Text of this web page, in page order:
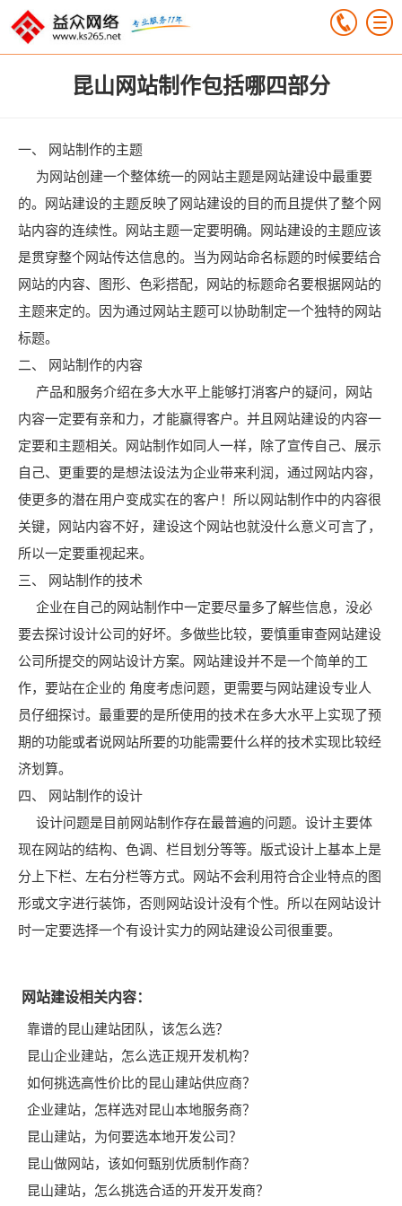
昆山网站制作包括哪四部分
一、 网站制作的主题
为网站创建一个整体统一的网站主题是网站建设中最重要
的。网站建设的主题反映了网站建设的目的而且提供了整个网
站内容的连续性。网站主题一定要明确。网站建设的主题应该
是贯穿整个网站传达信息的。当为网站命名标题的时候要结合
网站的内容、图形、色彩搭配，网站的标题命名要根据网站的
主题来定的。因为通过网站主题可以协助制定一个独特的网站
标题。
二、 网站制作的内容
产品和服务介绍在多大水平上能够打消客户的疑问，网站
内容一定要有亲和力，才能赢得客户。并且网站建设的内容一
定要和主题相关。网站制作如同人一样，除了宣传自己、展示
自己、更重要的是想法设法为企业带来利润，通过网站内容，
使更多的潜在用户变成实在的客户！所以网站制作中的内容很
关键，网站内容不好，建设这个网站也就没什么意义可言了，
所以一定要重视起来。
三、 网站制作的技术
企业在自己的网站制作中一定要尽量多了解些信息，没必
要去探讨设计公司的好坏。多做些比较，要慎重审查网站建设
公司所提交的网站设计方案。网站建设并不是一个简单的工
作，要站在企业的 角度考虑问题，更需要与网站建设专业人
员仔细探讨。最重要的是所使用的技术在多大水平上实现了预
期的功能或者说网站所要的功能需要什么样的技术实现比较经
济划算。
四、 网站制作的设计
设计问题是目前网站制作存在最普遍的问题。设计主要体
现在网站的结构、色调、栏目划分等等。版式设计上基本上是
分上下栏、左右分栏等方式。网站不会利用符合企业特点的图
形或文字进行装饰，否则网站设计没有个性。所以在网站设计
时一定要选择一个有设计实力的网站建设公司很重要。
网站建设相关内容：
靠谱的昆山建站团队，该怎么选？
昆山企业建站，怎么选正规开发机构？
如何挑选高性价比的昆山建站供应商？
企业建站，怎样选对昆山本地服务商？
昆山建站，为何要选本地开发公司？
昆山做网站，该如何甄别优质制作商？
昆山建站，怎么挑选合适的开发开发商？